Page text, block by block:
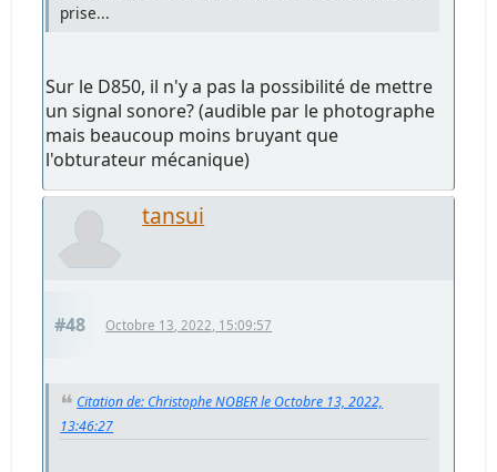
prise...
Sur le D850, il n'y a pas la possibilité de mettre
un signal sonore? (audible par le photographe
mais beaucoup moins bruyant que
l'obturateur mécanique)
tansui
#48 Octobre 13, 2022, 15:09:57
Citation de: Christophe NOBER le Octobre 13, 2022,
13:46:27